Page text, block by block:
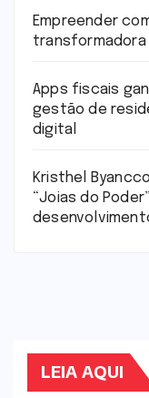
Empreender
transformadora
Apps fiscais
gestão de
digital
Kristhel
“Joias do
LEIA AQUI